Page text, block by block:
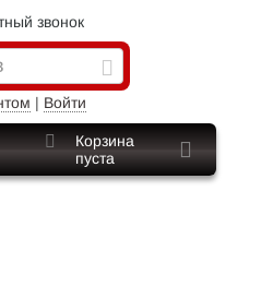
звонок
| Войти
Корзина
пуста